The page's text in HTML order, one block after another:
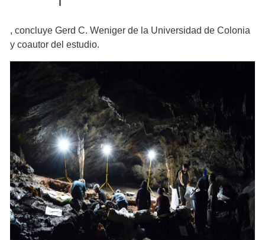
, concluye Gerd C. Weniger de la Universidad de Colonia
y coautor del estudio.